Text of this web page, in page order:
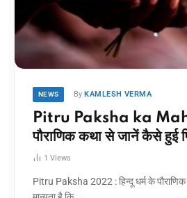
NEWS By KAMLESH VERMA
Pitru Paksha ka
पौराणिक कथा से जानें कैसे हुई
1 Views
Pitru Paksha 2022 : हिन्दू धर्म के